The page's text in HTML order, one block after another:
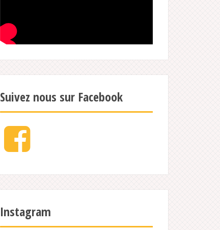
Suivez nous sur Facebook
Facebook
Instagram